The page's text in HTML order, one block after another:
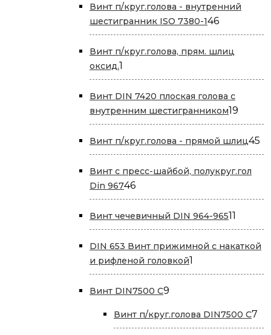
Винт п/круг.голова - внутренний
шестигранник ISO 7380-14646
товаров
Винт п/круг.голова, прям. шлиц
оксид.1
товар
Винт DIN 7420 плоская голова с
внутренним шестигранником19
Винт п/круг.голова - прямой шлиц45
Винт с пресс-шайбой, полукруг.гол
Din 9674646
товаров
Винт чечевичный DIN 964-96511
DIN 653 Винт прижимной с накаткой
и рифленой головкой1
товар
Винт DIN7500 С9
Винт п/круг.голова DIN7500 С7